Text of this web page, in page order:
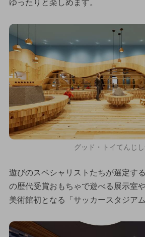
ゆったりと楽しめます。
グッド・トイてんじ
遊びのスペシャリストたちが選定す
の歴代受賞おもちゃで遊べる展示室
美術館初となる「サッカースタジア